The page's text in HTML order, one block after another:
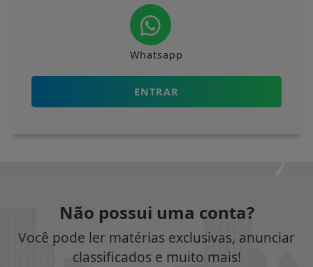
Whatsapp
ENTRAR
Não possui uma conta?
Você pode ler matérias exclusivas, anunciar
classificados e muito mais!